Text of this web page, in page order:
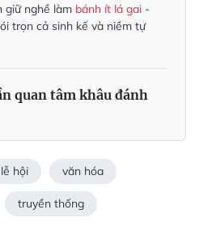
giữ nghề làm bánh ít lá gai -
trọn cả sinh kế và niềm tự
quan tâm khâu đánh
lễ hội văn hóa
truyền thống